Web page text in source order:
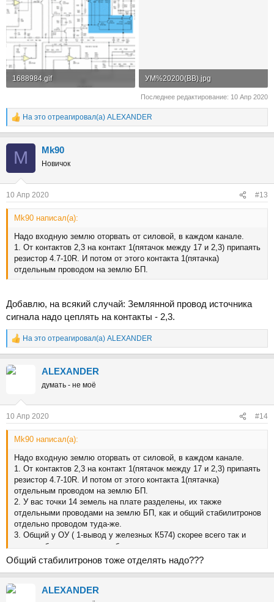
1688984.gif УМ%20200(ВВ).jpg
170.1 KB · Просмотры: 136
Последнее редактирование: 10 Апр 2020
Р
е
На это отреагировал(а) ALEXANDER
M Mk90
Новичок
10 Апр 2020 #13
Mk90 написал(а):
Надо входную землю оторвать от силовой, в каждом канале.
1. От контактов 2,3 на контакт 1(пятачок между 17 и 2,3) припаять
резистор 4.7-10R. И потом от этого контакта 1(пятачка)
отдельным проводом на землю БП.
Добавлю, на всякий случай: Землянной провод источника
сигнала надо цеплять на контакты - 2,3.
Р
е
к
На это отреагировал(а) ALEXANDER
ALEXANDER
думать - не моё
10 Апр 2020 #14
Mk90 написал(а):
Надо входную землю оторвать от силовой, в каждом канале.
1. От контактов 2,3 на контакт 1(пятачок между 17 и 2,3) припаять
резистор 4.7-10R. И потом от этого контакта 1(пятачка)
отдельным проводом на землю БП.
2. У вас точки 14 земель на плате разделены, их также
отдельными проводами на землю БП, как и общий стабилитронов
отдельно проводом туда-же.
3. Общий у ОУ ( 1-вывод у железных К574) скорее всего так и
должен быть на землю стабилитронов, но не уверен.
Да и землю для аккустики брать с земли БП.
Если на транзистор-термодатчик установки тока покоя на база-
пока как-то так.
Общий стабилитронов тоже отделять надо???
ALEXANDER